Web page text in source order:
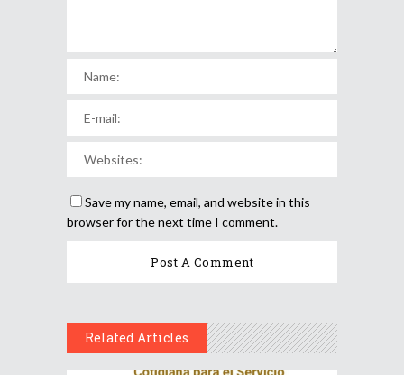
Save my name, email, and website in this
browser for the next time I comment.
Related Articles